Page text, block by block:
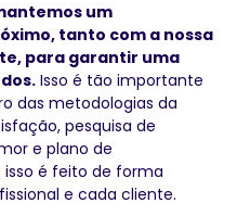
um
tanto com a nossa
para garantir uma
Isso é tão importante
das metodologias da
pesquisa de
e plano de
isso é feito de forma
e cada cliente.